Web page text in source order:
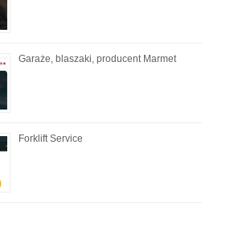
Garaże, blaszaki, producent Marmet
Forklift Service